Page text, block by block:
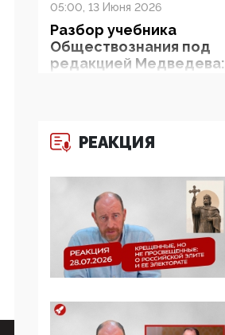
05:00, 13 Июня 2026
Разбор учебника
Обществознания под
редакцией Медведева:
двоемыслия
Прокуратура наконец
увидела
экстремистскую
деятельность ИИТО
ЮНЕСКО в России, но
цифроглобалисты
определять повестку в
образовании
РЕАКЦИЯ